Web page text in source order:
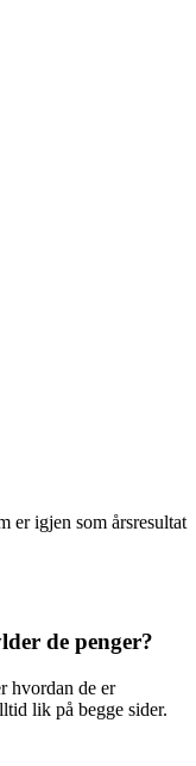
er igjen som årsresultat
de penger?
hvordan de er
lik på begge sider.